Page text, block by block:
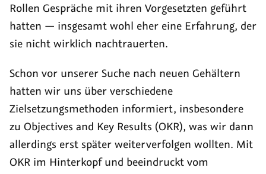
Rollen Gespräche mit ihren Vorgesetzten geführt
hatten — insgesamt wohl eher eine Erfahrung, der
sie nicht wirklich nachtrauerten.
Schon vor unserer Suche nach neuen Gehältern
hatten wir uns über verschiedene
Zielsetzungsmethoden informiert, insbesondere
zu Objectives and Key Results (OKR), was wir dann
allerdings erst später weiterverfolgen wollten. Mit
OKR im Hinterkopf und beeindruckt vom